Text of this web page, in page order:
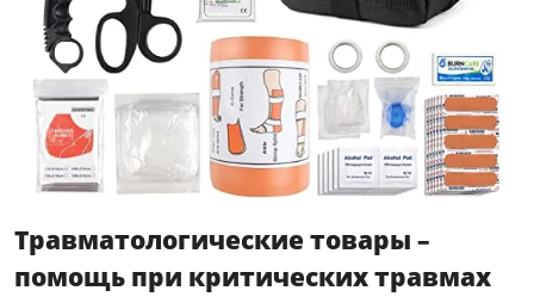
Травматологические товары –
помощь при критических травмах